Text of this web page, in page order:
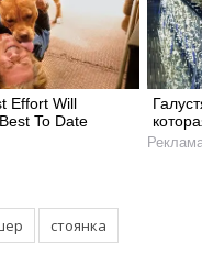
Effort Will
To Date
стоянка